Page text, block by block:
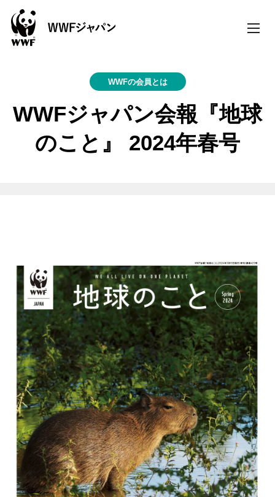
toggle
WWFの会員とは
WWFジャパン会報『地球
のこと』 2024年春号